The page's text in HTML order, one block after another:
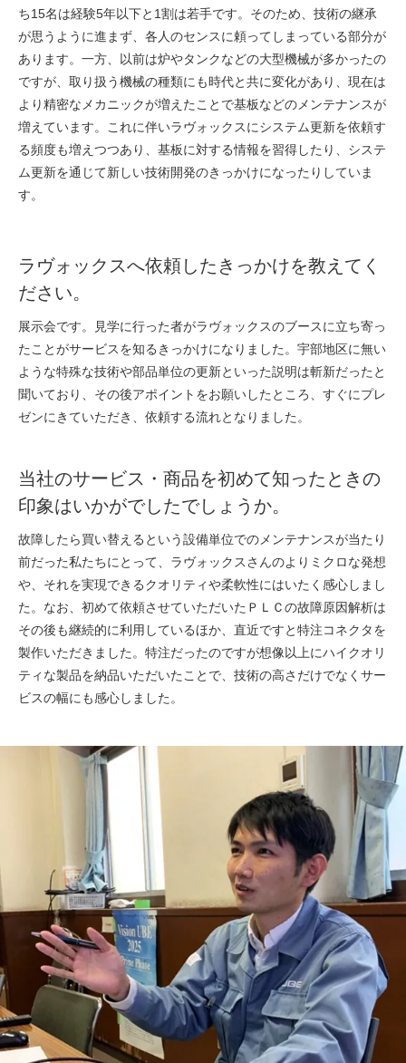
ち15名は経験5年以下と1割は若手です。そのため、技術の継承
が思うように進まず、各人のセンスに頼ってしまっている部分が
あります。一方、以前は炉やタンクなどの大型機械が多かったの
ですが、取り扱う機械の種類にも時代と共に変化があり、現在は
より精密なメカニックが増えたことで基板などのメンテナンスが
増えています。これに伴いラヴォックスにシステム更新を依頼す
る頻度も増えつつあり、基板に対する情報を習得したり、システ
ム更新を通じて新しい技術開発のきっかけになったりしていま
す。
ラヴォックスへ依頼したきっかけを教えてく
ださい。
展示会です。見学に行った者がラヴォックスのブースに立ち寄っ
たことがサービスを知るきっかけになりました。宇部地区に無い
ような特殊な技術や部品単位の更新といった説明は斬新だったと
聞いており、その後アポイントをお願いしたところ、すぐにプレ
ゼンにきていただき、依頼する流れとなりました。
当社のサービス・商品を初めて知ったときの
印象はいかがでしたでしょうか。
故障したら買い替えるという設備単位でのメンテナンスが当たり
前だった私たちにとって、ラヴォックスさんのよりミクロな発想
や、それを実現できるクオリティや柔軟性にはいたく感心しまし
た。なお、初めて依頼させていただいたＰＬＣの故障原因解析は
その後も継続的に利用しているほか、直近ですと特注コネクタを
製作いただきました。特注だったのですが想像以上にハイクオリ
ティな製品を納品いただいたことで、技術の高さだけでなくサー
ビスの幅にも感心しました。